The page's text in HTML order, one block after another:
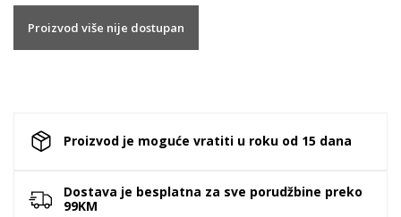
Proizvod više nije dostupan
Proizvod je moguće vratiti u roku od 15 dana
Dostava je besplatna za sve porudžbine preko
99KM